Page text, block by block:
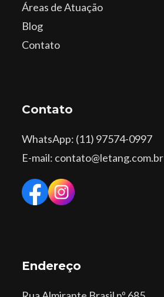
Áreas de Atuação
Blog
Contato
Contato
WhatsApp: (11) 97574-0997
E-mail: contato@letang.com.br
Endereço